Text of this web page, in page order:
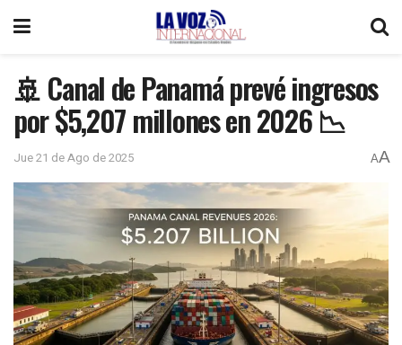
🚢 Canal de Panamá prevé ingresos
por $5,207 millones en 2026 📉
Jue 21 de Ago de 2025 AA